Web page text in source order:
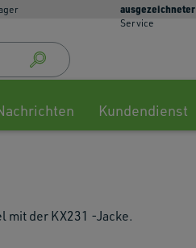
ausgezeichneter
Service
up
arrows
to
enter
Kundendienst
mit der KX231 -Jacke.